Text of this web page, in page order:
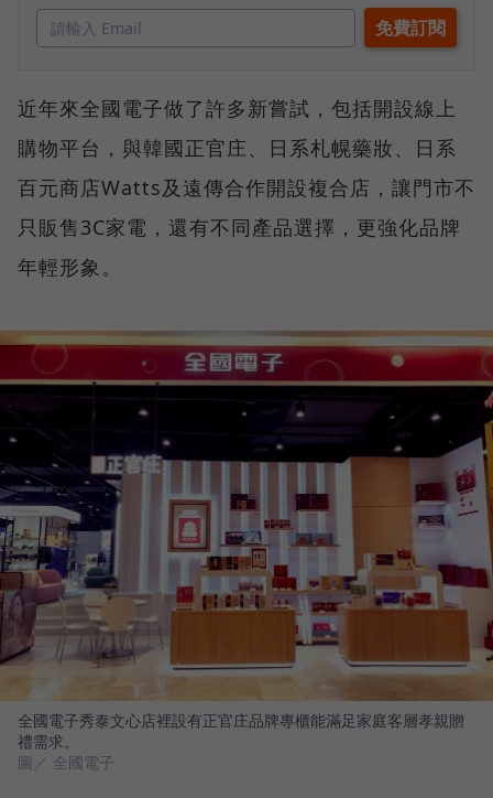
近年來全國電子做了許多新嘗試，包括開設線上
購物平台，與韓國正官庄、日系札幌藥妝、日系
百元商店Watts及遠傳合作開設複合店，讓門市不
只販售3C家電，還有不同產品選擇，更強化品牌
年輕形象。
全國電子秀泰文心店裡設有正官庄品牌專櫃能滿足家庭客層孝親贈
禮需求。
圖／ 全國電子